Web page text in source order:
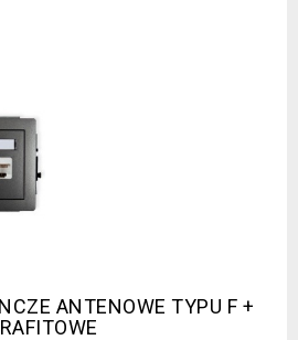
ANTENOWE TYPU F +